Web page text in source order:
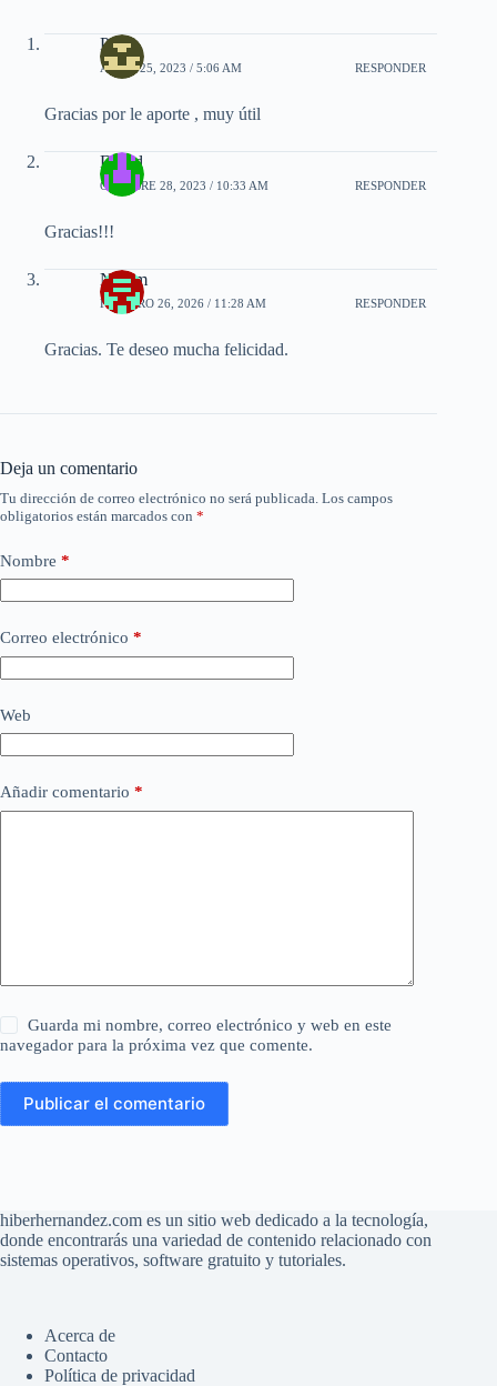
Pablo
ABRIL 25, 2023 / 5:06 AM RESPONDER
Gracias por le aporte , muy útil
David
OCTUBRE 28, 2023 / 10:33 AM RESPONDER
Gracias!!!
Nahim
FEBRERO 26, 2026 / 11:28 AM RESPONDER
Gracias. Te deseo mucha felicidad.
Deja un comentario
Tu dirección de correo electrónico no será publicada. Los campos
obligatorios están marcados con *
Nombre *
Correo electrónico *
Web
Añadir comentario *
Guarda mi nombre, correo electrónico y web en este
navegador para la próxima vez que comente.
Publicar el comentario
hiberhernandez.com es un sitio web dedicado a la tecnología,
donde encontrarás una variedad de contenido relacionado con
sistemas operativos, software gratuito y tutoriales.
Acerca de
Contacto
Política de privacidad